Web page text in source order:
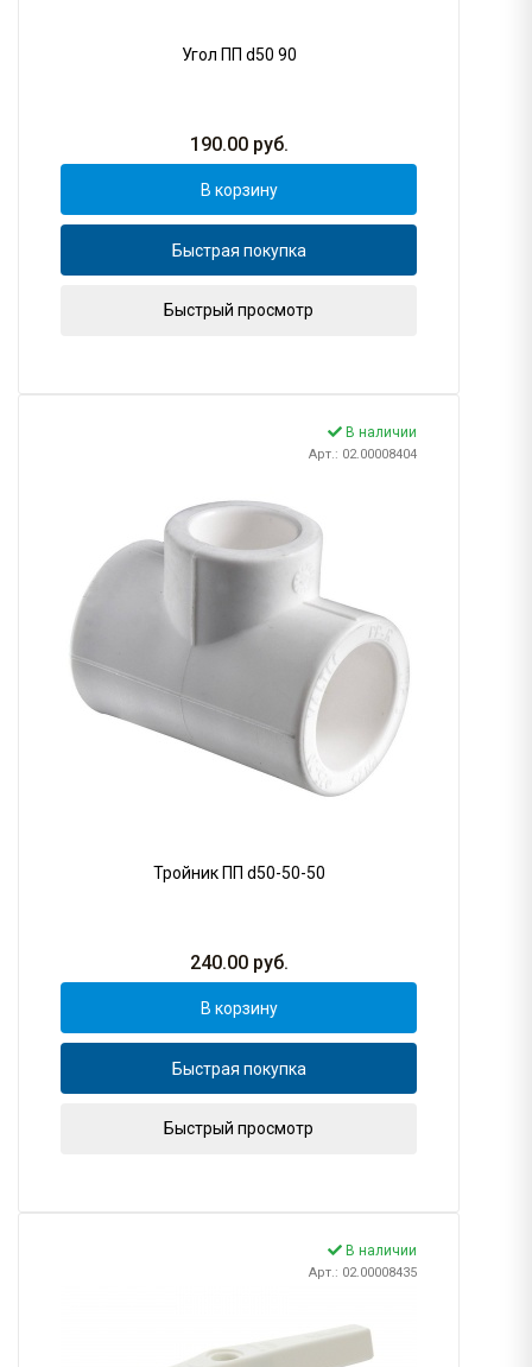
Угол ПП d50 90
190.00руб.
В корзину
Быстрая покупка
Быстрый просмотр
В наличии
Арт.: 02.00008404
Тройник ПП d50-50-50
240.00руб.
В корзину
Быстрая покупка
Быстрый просмотр
В наличии
Арт.: 02.00008435